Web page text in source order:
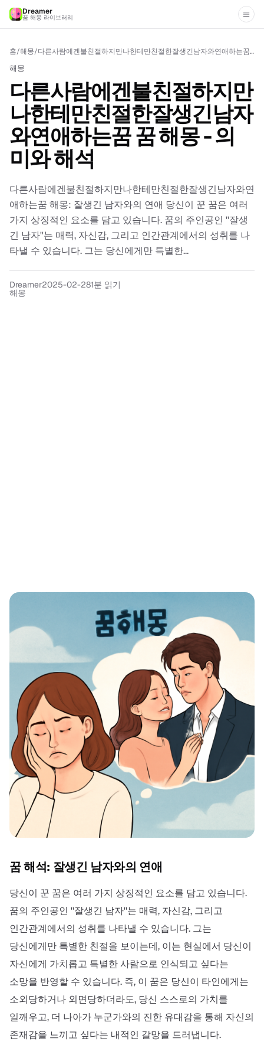
Dreamer
꿈 해몽 라이브러리
홈/해몽/ 다른사람에겐불친절하지만나한테만친절한잘생긴남자와연애하는꿈 꿈 해몽 - 의미와 해석
해몽
다른사람에겐불친절하지만
나한테만친절한잘생긴남자
와연애하는꿈 꿈 해몽 - 의
미와 해석
다른사람에겐불친절하지만나한테만친절한잘생긴남자와연
애하는꿈 해몽: 잘생긴 남자와의 연애 당신이 꾼 꿈은 여러
가지 상징적인 요소를 담고 있습니다. 꿈의 주인공인 ''잘생
긴 남자''는 매력, 자신감, 그리고 인간관계에서의 성취를 나
타낼 수 있습니다. 그는 당신에게만 특별한...
Dreamer2025-02-281분 읽기
해몽
꿈 해석: 잘생긴 남자와의 연애
당신이 꾼 꿈은 여러 가지 상징적인 요소를 담고 있습니다.
꿈의 주인공인 ''잘생긴 남자''는 매력, 자신감, 그리고
인간관계에서의 성취를 나타낼 수 있습니다. 그는
당신에게만 특별한 친절을 보이는데, 이는 현실에서 당신이
자신에게 가치롭고 특별한 사람으로 인식되고 싶다는
소망을 반영할 수 있습니다. 즉, 이 꿈은 당신이 타인에게는
소외당하거나 외면당하더라도, 당신 스스로의 가치를
일깨우고, 더 나아가 누군가와의 진한 유대감을 통해 자신의
존재감을 느끼고 싶다는 내적인 갈망을 드러냅니다.